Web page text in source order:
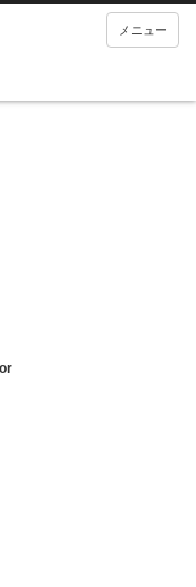
メニュー